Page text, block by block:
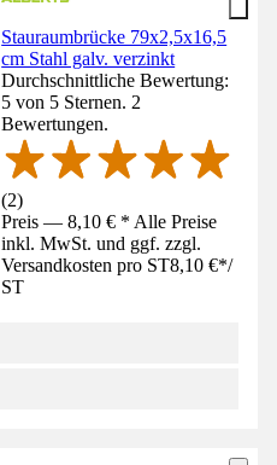
Stauraumbrücke 79x2,5x16,5
cm Stahl galv. verzinkt
Durchschnittliche Bewertung:
5 von 5 Sternen. 2
Bewertungen.
(2)
Preis — 8,10 € * Alle Preise
inkl. MwSt. und ggf. zzgl.
Versandkosten pro ST8,10 €*/
ST